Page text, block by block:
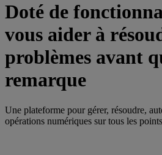
Doté de
vous aider à
problèmes avant
remarque
Une plateforme pour gérer, résoudre,
opérations numériques sur tous les